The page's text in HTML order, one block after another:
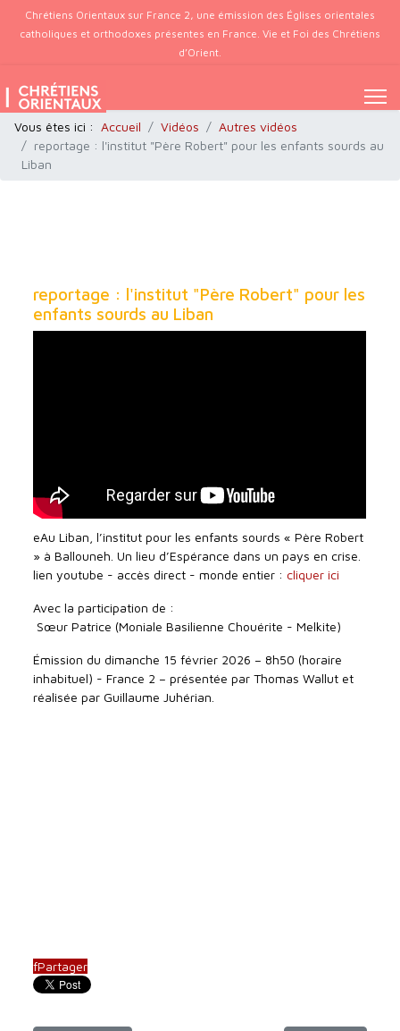
Chrétiens Orientaux sur France 2, une émission des Églises orientales
catholiques et orthodoxes présentes en France. Vie et Foi des Chrétiens
d’Orient.
Vous êtes ici : Accueil Vidéos
Autres vidéos
reportage : l'institut "Père Robert" pour les enfants sourds au
Liban
reportage : l'institut "Père Robert" pour les
enfants sourds au Liban
eAu Liban, l’institut pour les enfants sourds « Père Robert
» à Ballouneh. Un lieu d’Espérance dans un pays en crise.
lien youtube - accès direct - monde entier : cliquer ici
Avec la participation de :
Sœur Patrice (Moniale Basilienne Chouérite - Melkite)
Émission du dimanche 15 février 2026 – 8h50 (horaire
inhabituel) - France 2 – présentée par Thomas Wallut et
réalisée par Guillaume Juhérian.
fPartager